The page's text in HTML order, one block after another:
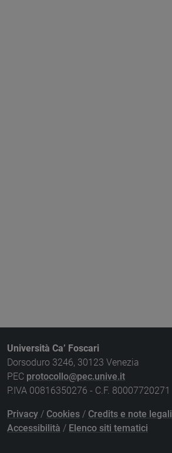
Università Ca’ Foscari
Dorsoduro 3246, 30123 Venezia
PEC protocollo@pec.unive.it
P.IVA 00816350276 - C.F. 80007720271
Privacy / Cookies / Credits e note legali
Accessibilità / Elenco siti tematici